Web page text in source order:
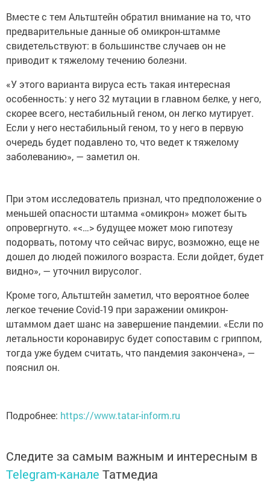
Вместе с тем Альтштейн обратил внимание на то, что
предварительные данные об омикрон-штамме
свидетельствуют: в большинстве случаев он не
приводит к тяжелому течению болезни.
«У этого варианта вируса есть такая интересная
особенность: у него 32 мутации в главном белке, у него,
скорее всего, нестабильный геном, он легко мутирует.
Если у него нестабильный геном, то у него в первую
очередь будет подавлено то, что ведет к тяжелому
заболеванию», — заметил он.
При этом исследователь признал, что предположение о
меньшей опасности штамма «омикрон» может быть
опровергнуто. «<…> будущее может мою гипотезу
подорвать, потому что сейчас вирус, возможно, еще не
дошел до людей пожилого возраста. Если дойдет, будет
видно», — уточнил вирусолог.
Кроме того, Альтштейн заметил, что вероятное более
легкое течение Covid-19 при заражении омикрон-
штаммом дает шанс на завершение пандемии. «Если по
летальности коронавирус будет сопоставим с гриппом,
тогда уже будем считать, что пандемия закончена», —
пояснил он.
Подробнее: https://www.tatar-inform.ru
Следите за самым важным и интересным в
Telegram-канале Татмедиа